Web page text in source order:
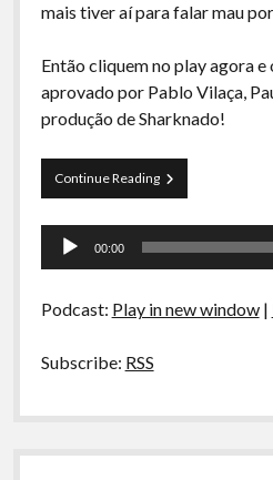
Preliminares
mais tiver aí para falar mau
Então cliquem no play agora e
aprovado por Pablo Vilaça,
produção de Sharknado!
Continue ReadingCurva
de
–
Cinema
Tocador
00:00
Podcast: Play in new window|
Subscribe: RSS